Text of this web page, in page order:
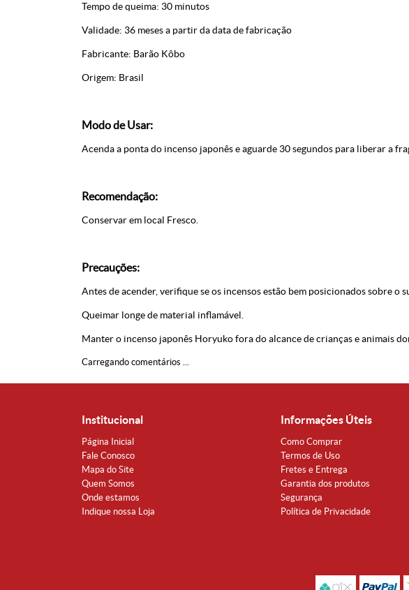
Tempo de queima: 30 minutos
Validade: 36 meses a partir da data de fabricação
Fabricante: Barão Kôbo
Origem: Brasil
Modo de Usar:
Acenda a ponta do incenso japonês e aguarde 30 segundos para liberar a
Recomendação:
Conservar em local Fresco.
Precauções:
Antes de acender, verifique se os incensos estão bem posicionados sobre o
Queimar longe de material inflamável.
Manter o incenso japonês Horyuko fora do alcance de crianças e animais
Carregando comentários ...
Institucional
Página Inicial
Fale Conosco
Mapa do Site
Quem Somos
Onde estamos
Indique nossa Loja
Informações Úteis
Como Comprar
Termos de Uso
Fretes e Entrega
Garantia dos produtos
Segurança
Política de Privacidade